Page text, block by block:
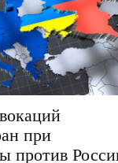
при
против